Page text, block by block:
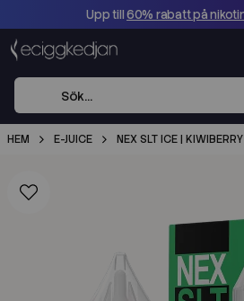
Upp till60% rabatt på
HEM E-JUICE NEX SLT ICE |